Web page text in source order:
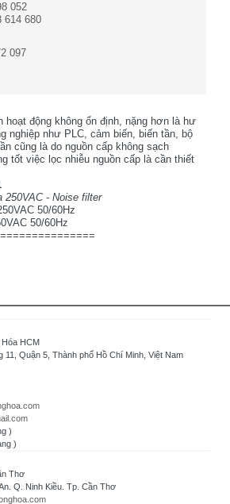
052
614 680
097
hoạt động không ổn định, nặng hơn là hư
nghiệp như PLC, cảm biến, biến tần, bộ
cũng là do nguồn cấp không sạch
tốt việc lọc nhiễu nguồn cấp là cần thiết
250VAC - Noise filter
50/60Hz
50/60Hz
HCM
Quận 5, Thành phố Hồ Chí Minh, Việt Nam
)
)
Thơ
Q. Ninh Kiều. Tp. Cần Thơ